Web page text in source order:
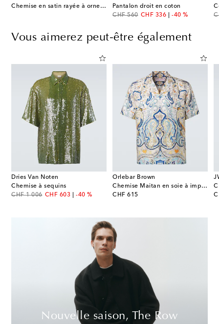
Chemise en satin rayée à ornement
Pantalon droit en coton
CHF 560
original priceCHF 336
discount price
-40 %
Vous aimerez peut-être également
Dries Van Noten
Chemise à sequins
CHF 1 006
original priceCHF 603
discount price
-40 %
Orlebar Brown
Chemise Maitan en soie à imprimé paisley
CHF 615
original price
Nouvelle saison, The Row